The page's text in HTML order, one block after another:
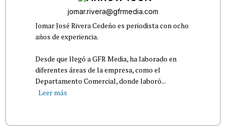
jomar.rivera@gfrmedia.com
Jomar José Rivera Cedeño es periodista con ocho
años de experiencia.
Desde que llegó a GFR Media, ha laborado en
diferentes áreas de la empresa, como el
Departamento Comercial, donde laboró...
Leer más